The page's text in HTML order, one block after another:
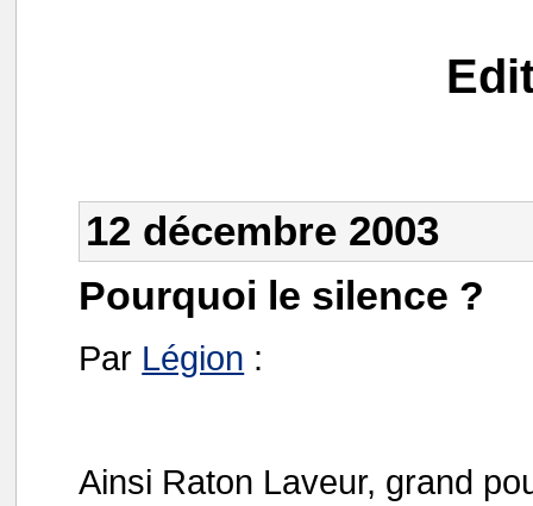
12 décembre 2003
Pourquoi le silence ?
Par Légion :
Ainsi Raton Laveur, grand